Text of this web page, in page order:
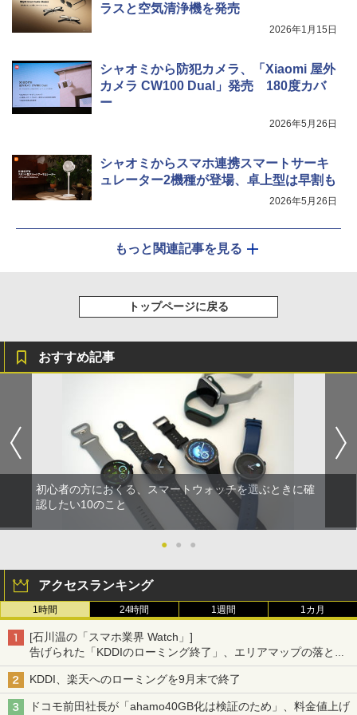
ラスと空気清浄機を発売
2026年1月15日
シャオミから防犯カメラ、「Xiaomi 屋外
カメラ CW100 Dual」発売 180度カバ
ー
2026年5月26日
シャオミからスマホ連携スマートサーキ
ュレーター2機種が登場、卓上型は早割も
2026年5月26日
もっと関連記事を見る
トップページに戻る
おすすめ記事
初心者の方におくる、スマートウォッチを選ぶときに確
認したい10のこと
● ● ●
アクセスランキング
1時間 24時間 1週間 1カ月
[石川温の「スマホ業界 Watch」]
告げられた「KDDIのローミング終了」、エリアマップの落とし
穴と楽天モバイルの課題
KDDI、楽天へのローミングを9月末で終了
ドコモ前田社長が「ahamo40GB化は検証のため」、料金値上げ